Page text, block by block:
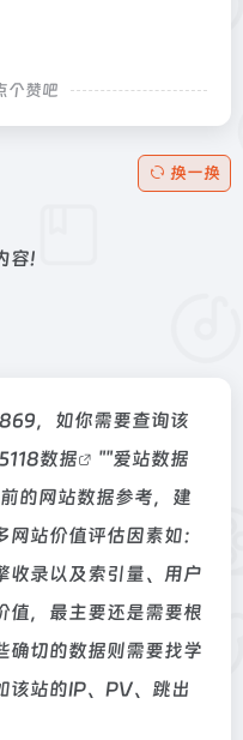
个赞吧
换一换
容!
，如你需要查询该
5118数据 ""爱站数据
的网站数据参考，建
站价值评估因素如：
收录以及索引量、用户
值，最主要还是需要根
确切的数据则需要找学
该站的IP、PV、跳出